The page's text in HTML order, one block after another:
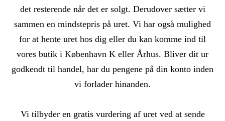
det resterende når det er solgt. Derudover sætter vi
sammen en mindstepris på uret. Vi har også mulighed
for at hente uret hos dig eller du kan komme ind til
vores butik i København K eller Århus. Bliver dit ur
godkendt til handel, har du pengene på din konto inden
vi forlader hinanden.
Vi tilbyder en gratis vurdering af uret ved at sende